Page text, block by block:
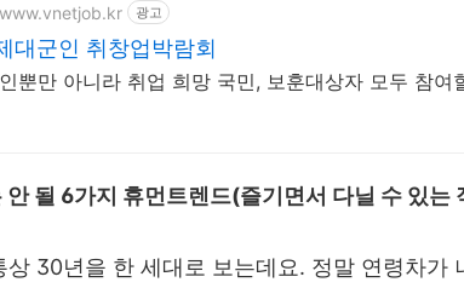
광고
대군인 취창업박람회
뿐만 아니라 취업 희망 국민, 보훈대상자 모두 참여
될 6가지 휴먼트렌드(즐기면서 다닐 수 있는
상 30년을 한 세대로 보는데요. 정말 연령차가